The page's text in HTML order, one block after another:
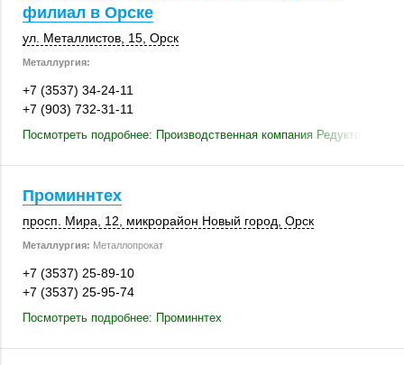
филиал в Орске
ул. Металлистов, 15 Орск
Металлургия:
+7 (3537) 34-24-11
+7 (903) 732-31-11
Посмотреть подробнее: Производственная компания Редуктор
Проминнтех
просп. Мира, 12 , микрорайон Новый город, Орск
Металлургия: Металлопрокат
+7 (3537) 25-89-10
+7 (3537) 25-95-74
Посмотреть подробнее: Проминнтех